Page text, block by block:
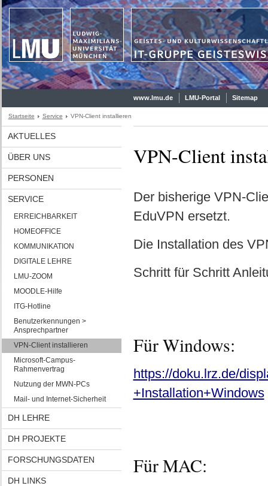
www.lmu.de LMU-Portal Sitemap
Startseite Service VPN-Client installieren
AKTUELLES
ÜBER UNS
PERSONEN
SERVICE
ERREICHBARKEIT
HOMEOFFICE
KOMMUNIKATION
DIGITALE LEHRE
LMU-ZOOM
MOODLE-Hilfe
ITG-Hotline
Benutzerkennungen >
Ansprechpartner
VPN-Client installieren
Microsoft-Campus-
Rahmenvertrag
Nutzung der MWN-PCs
Mail- und Internet-Sicherheit
DH LEHRE
DH PROJEKTE
FORSCHUNGSDATEN
DH LINKS
VPN-Client
Der bisherige VPN-
EduVPN ersetzt.
Die Installation des
Schritt für Schritt
Für Windows:
https://doku.lrz.de/
+Installation+Windows
Für MAC: